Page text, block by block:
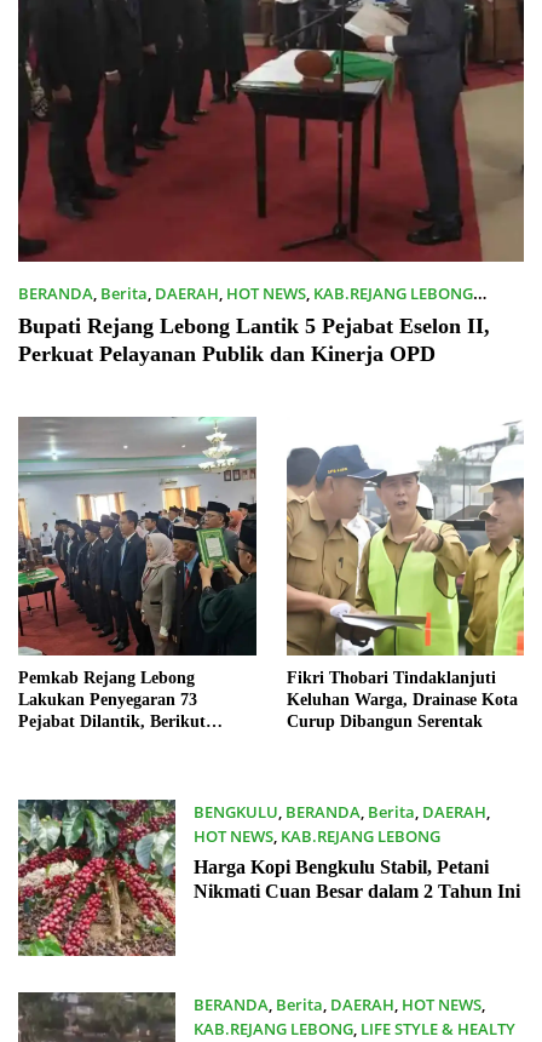
BERANDA, Berita, DAERAH, HOT NEWS, KAB.REJANG LEBONG
06/01/2026
Bupati Rejang Lebong Lantik 5 Pejabat Eselon II,
Perkuat Pelayanan Publik dan Kinerja OPD
Pemkab Rejang Lebong
Lakukan Penyegaran 73
Pejabat Dilantik, Berikut
Fikri Thobari Tindaklanjuti
Keluhan Warga, Drainase Kota
Curup Dibangun Serentak
BENGKULU BERANDA Berita DAERAH
HOT NEWS, KAB.REJANG LEBONG
16/04/2025
Harga Kopi Bengkulu Stabil, Petani
Nikmati Cuan Besar dalam 2 Tahun Ini
BERANDA, Berita, DAERAH, HOT NEWS,
KAB.REJANG LEBONG, LIFE STYLE & HEALTY